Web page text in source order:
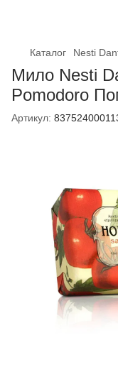
Каталог Nesti
Мило Nesti
Pomodoro
Артикул: